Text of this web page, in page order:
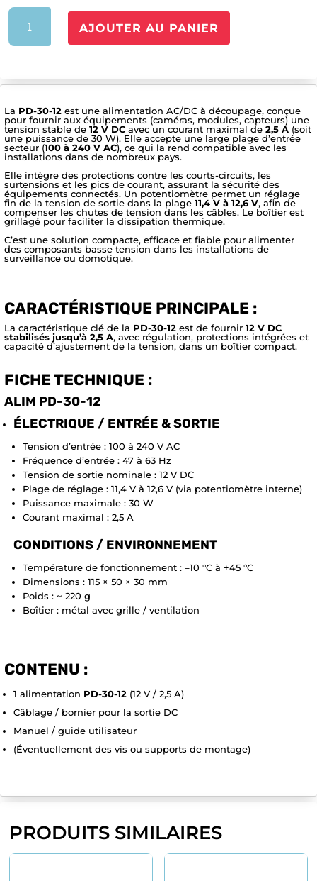
quantité
Alim
30-
AJOUTER AU PANIER
La PD-30-12 est une alimentation AC/DC à découpage, conçue
pour fournir aux équipements (caméras, modules, capteurs) une
tension stable de 12 V DC avec un courant maximal de 2,5 A (soit
une puissance de 30 W). Elle accepte une large plage d’entrée
secteur (100 à 240 V AC), ce qui la rend compatible avec les
installations dans de nombreux pays.
Elle intègre des protections contre les courts-circuits, les
surtensions et les pics de courant, assurant la sécurité des
équipements connectés. Un potentiomètre permet un réglage
fin de la tension de sortie dans la plage 11,4 V à 12,6 V, afin de
compenser les chutes de tension dans les câbles. Le boîtier est
grillagé pour faciliter la dissipation thermique.
C’est une solution compacte, efficace et fiable pour alimenter
des composants basse tension dans les installations de
surveillance ou domotique.
CARACTÉRISTIQUE PRINCIPALE :
La caractéristique clé de la PD-30-12 est de fournir 12 V DC
stabilisés jusqu’à 2,5 A, avec régulation, protections intégrées et
capacité d’ajustement de la tension, dans un boîtier compact.
FICHE TECHNIQUE :
ALIM PD-30-12
ÉLECTRIQUE / ENTRÉE & SORTIE
Tension d’entrée : 100 à 240 V AC
Fréquence d’entrée : 47 à 63 Hz
Tension de sortie nominale : 12 V DC
Plage de réglage : 11,4 V à 12,6 V (via potentiomètre interne)
Puissance maximale : 30 W
Courant maximal : 2,5 A
CONDITIONS / ENVIRONNEMENT
Température de fonctionnement : –10 °C à +45 °C
Dimensions : 115 × 50 × 30 mm
Poids : ~ 220 g
Boîtier : métal avec grille / ventilation
CONTENU :
1 alimentation PD-30-12 (12 V / 2,5 A)
Câblage / bornier pour la sortie DC
Manuel / guide utilisateur
(Éventuellement des vis ou supports de montage)
PRODUITS SIMILAIRES